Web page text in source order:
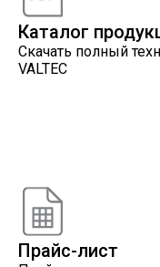
Каталог
Скачать полный
VALTEC
Прайс-лист